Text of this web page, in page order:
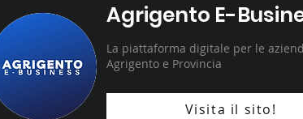
Agrigento E-
La piattaforma digitale per le
Agrigento e Provincia
Visita il sito!